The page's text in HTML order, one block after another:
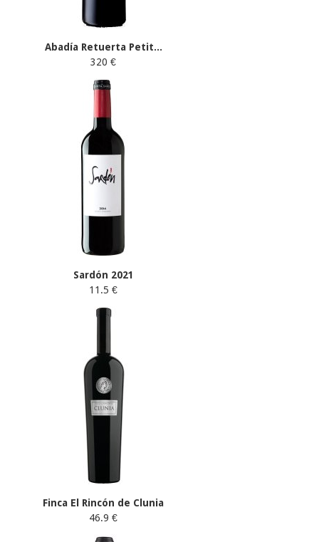
Abadía Retuerta Petit...
320 €
Sardón 2021
11.5 €
Finca El Rincón de Clunia
46.9 €